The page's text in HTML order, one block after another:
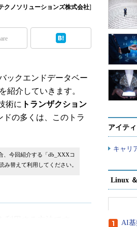
Master of IP Network
Security & Trust
クノソリューションズ株式会社]
ックエンドデータベー
紹介していきます。
術に トランザクション
の多くは、このトラ
、今回紹介する「db_XXXコ
み替えて利用してください。
アイテ
キャリ
Linux
AI